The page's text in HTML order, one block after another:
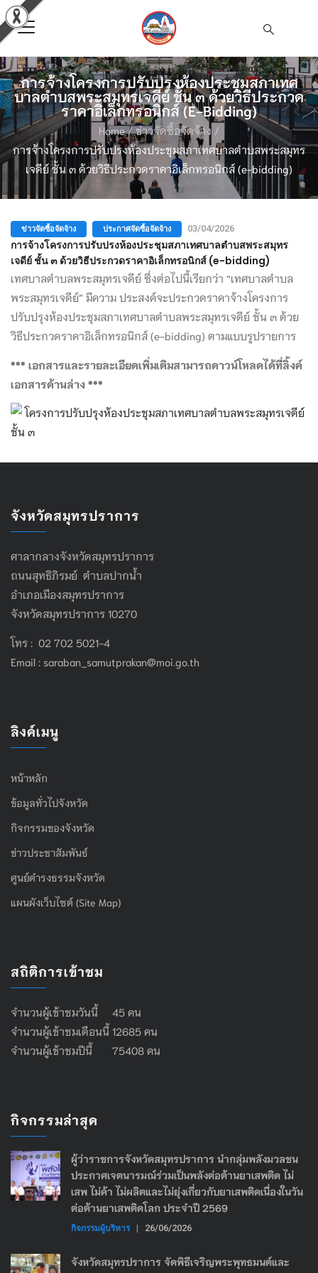
การจ้างโครงการปรับปรงห้องประชุมสภาเทศ
บาลตำบสพระสมุทรเจดีย์ ชั้น ๓ ด้วยวิธีประกวด
ราคาอิเล็กทรอนิกส์ (e-Bidding)
Home/ ข่าวจัดซื้อจัดจ้าง /
การจ้างโครงการปรับปรงห้องประชุมสภาเทศบาลตำบสพระสมุทร
เจดีย์ ชั้น ๓ ด้วยวิธีประกวดราคาอิเล็กทรอนิกส์ (e-bidding)
ข่าวจัดซื้อจัดจ้าง ประกาศจัดซื้อจัดจ้าง 03/04/2026
การจ้างโครงการปรับปรงห้องประชุมสภาเทศบาลตำบสพระสมุทร
เจดีย์ ชั้น ๓ ด้วยวิธีประกวดราคาอิเล็กทรอนิกส์ (e-bidding)
เทศบาลตำบลพระสมุทรเจดีย์ ซึ่งต่อไปนี้เรียกว่า “เทศบาลตำบล
พระสมุทรเจดีย์” มีความ ประสงค์จะประกวดราคาจ้างโครงการ
ปรับปรุงห้องประชุมสภาเทศบาลตำบลพระสมุทรเจดีย์ ชั้น ๓ ด้วย
วิธีประกวดราคาอิเล็กทรอนิกส์ (e-bidding) ตามแบบรูปรายการ
*** เอกสารและรายละเอียดเพิ่มเติมสามารถดาวน์โหลดได้ที่ลิ้งค์
เอกสารด้านล่าง ***
โครงการปรับปรุงห้องประชุมสภาเทศบาลตำบลพระสมุทรเจดีย์
ชั้น ๓
จังหวัดสมุทรปราการ
ศาลากลางจังหวัดสมุทรปราการ
ถนนสุทธิภิรมย์ ตำบลปากน้ำ
อำเภอเมืองสมุทรปราการ
จังหวัดสมุทรปราการ 10270
โทร : 02 702 5021-4
Email : saraban_samutprakan@moi.go.th
ลิงค์เมนู
หน้าหลัก
ข้อมูลทั่วไปจังหวัด
กิจกรรมของจังหวัด
ข่าวประชาสัมพันธ์
ศูนย์ดำรงธรรมจังหวัด
แผนผังเว็บไซต์ (Site Map)
สถิติการเข้าชม
จำนวนผู้เข้าชมวันนี้ 45 คน
จำนวนผู้เข้าชมเดือนนี้ 12685 คน
จำนวนผู้เข้าชมปีนี้ 75408 คน
กิจกรรมล่าสุด
ผู้ว่าราชการจังหวัดสมุทรปราการ นำกลุ่มพลังมวลชน
ประกาศเจตนารมณ์ร่วมเป็นพลังต่อต้านยาเสพติด ไม่
เสพ ไม่ค้า ไม่ผลิตและไม่ยุ่งเกี่ยวกับยาเสพติดเนื่องในวัน
ต่อต้านยาเสพติดโลก ประจำปี 2569
กิจกรรมผู้บริหาร | 26/06/2026
จังหวัดสมุทรปราการ จัดพิธีเจริญพระพุทธมนต์และ